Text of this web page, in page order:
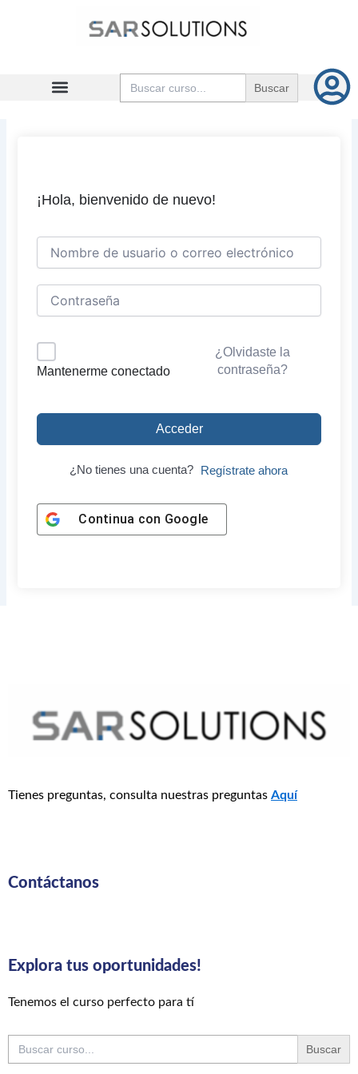
Buscar:
¡Hola, bienvenido de nuevo!
Mantenerme conectado
¿Olvidaste la
contraseña?
Acceder
¿No tienes una cuenta? Regístrate ahora
Continua con Google
Tienes preguntas, consulta nuestras preguntas Aquí
Contáctanos
Explora tus oportunidades!
Tenemos el curso perfecto para tí
Buscar: